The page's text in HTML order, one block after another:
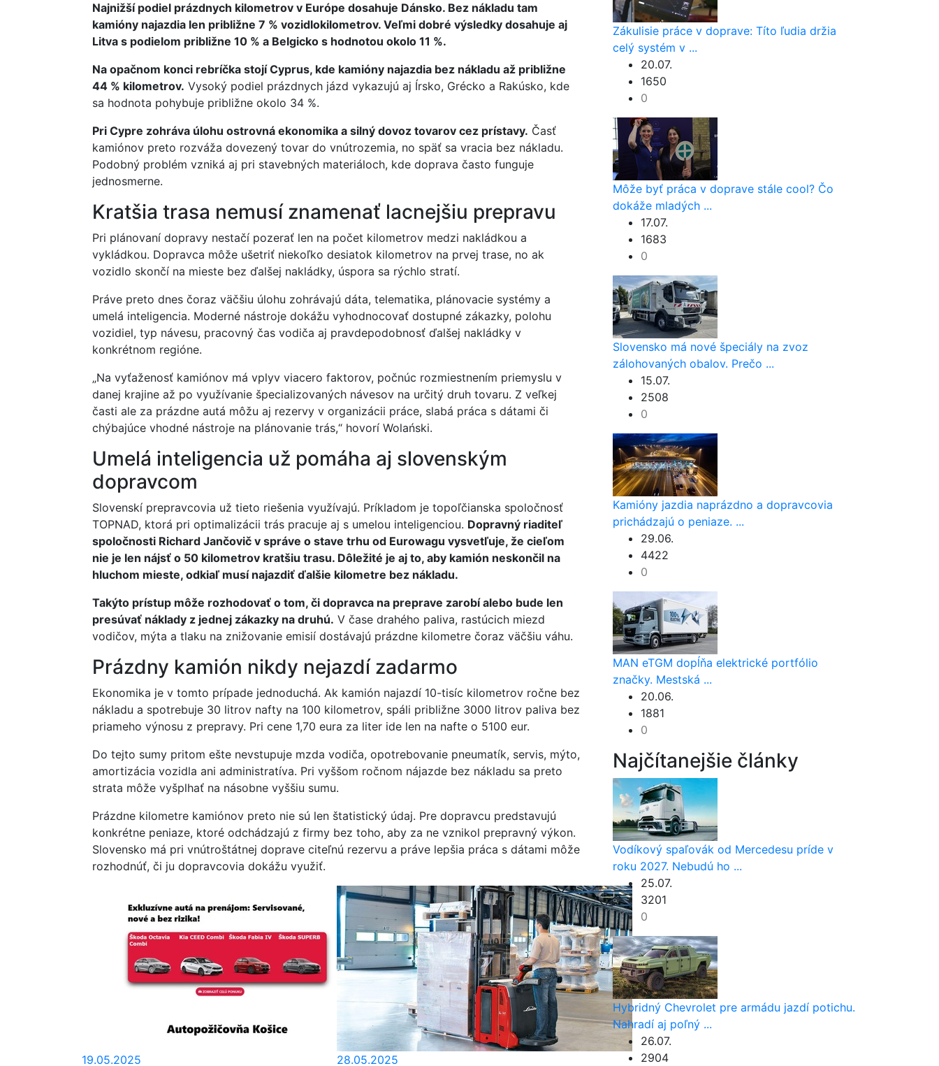
Najnižší podiel prázdnych kilometrov v Európe dosahuje Dánsko. Bez nákladu tam
kamióny najazdia len približne 7 % vozidlokilometrov. Veľmi dobré výsledky dosahuje aj
Litva s podielom približne 10 % a Belgicko s hodnotou okolo 11 %.
Na opačnom konci rebríčka stojí Cyprus, kde kamióny najazdia bez nákladu až približne
44 % kilometrov. Vysoký podiel prázdnych jázd vykazujú aj Írsko, Grécko a Rakúsko, kde
sa hodnota pohybuje približne okolo 34 %.
Pri Cypre zohráva úlohu ostrovná ekonomika a silný dovoz tovarov cez prístavy. Časť
kamiónov preto rozváža dovezený tovar do vnútrozemia, no späť sa vracia bez nákladu.
Podobný problém vzniká aj pri stavebných materiáloch, kde doprava často funguje
jednosmerne.
Kratšia trasa nemusí znamenať lacnejšiu prepravu
Pri plánovaní dopravy nestačí pozerať len na počet kilometrov medzi nakládkou a
vykládkou. Dopravca môže ušetriť niekoľko desiatok kilometrov na prvej trase, no ak
vozidlo skončí na mieste bez ďalšej nakládky, úspora sa rýchlo stratí.
Práve preto dnes čoraz väčšiu úlohu zohrávajú dáta, telematika, plánovacie systémy a
umelá inteligencia. Moderné nástroje dokážu vyhodnocovať dostupné zákazky, polohu
vozidiel, typ návesu, pracovný čas vodiča aj pravdepodobnosť ďalšej nakládky v
konkrétnom regióne.
„Na vyťaženosť kamiónov má vplyv viacero faktorov, počnúc rozmiestnením priemyslu v
danej krajine až po využívanie špecializovaných návesov na určitý druh tovaru. Z veľkej
časti ale za prázdne autá môžu aj rezervy v organizácii práce, slabá práca s dátami či
chýbajúce vhodné nástroje na plánovanie trás,“ hovorí Wolański.
Umelá inteligencia už pomáha aj slovenským
dopravcom
Slovenskí prepravcovia už tieto riešenia využívajú. Príkladom je topoľčianska spoločnosť
TOPNAD, ktorá pri optimalizácii trás pracuje aj s umelou inteligenciou. Dopravný riaditeľ
spoločnosti Richard Jančovič v správe o stave trhu od Eurowagu vysvetľuje, že cieľom
nie je len nájsť o 50 kilometrov kratšiu trasu. Dôležité je aj to, aby kamión neskončil na
hluchom mieste, odkiaľ musí najazdiť ďalšie kilometre bez nákladu.
Takýto prístup môže rozhodovať o tom, či dopravca na preprave zarobí alebo bude len
presúvať náklady z jednej zákazky na druhú. V čase drahého paliva, rastúcich miezd
vodičov, mýta a tlaku na znižovanie emisií dostávajú prázdne kilometre čoraz väčšiu váhu.
Prázdny kamión nikdy nejazdí zadarmo
Ekonomika je v tomto prípade jednoduchá. Ak kamión najazdí 10-tisíc kilometrov ročne bez
nákladu a spotrebuje 30 litrov nafty na 100 kilometrov, spáli približne 3000 litrov paliva bez
priameho výnosu z prepravy. Pri cene 1,70 eura za liter ide len na nafte o 5100 eur.
Do tejto sumy pritom ešte nevstupuje mzda vodiča, opotrebovanie pneumatík, servis, mýto,
amortizácia vozidla ani administratíva. Pri vyššom ročnom nájazde bez nákladu sa preto
strata môže vyšplhať na násobne vyššiu sumu.
Prázdne kilometre kamiónov preto nie sú len štatistický údaj. Pre dopravcu predstavujú
konkrétne peniaze, ktoré odchádzajú z firmy bez toho, aby za ne vznikol prepravný výkon.
Slovensko má pri vnútroštátnej doprave citeľnú rezervu a práve lepšia práca s dátami môže
rozhodnúť, či ju dopravcovia dokážu využiť.
19.05.2025 28.05.2025
Zákulisie práce v doprave: Títo ľudia držia
celý systém v ...
20.07.
1650
0
Môže byť práca v doprave stále cool? Čo
dokáže mladých ...
17.07.
1683
0
Slovensko má nové špeciály na zvoz
zálohovaných obalov. Prečo ...
15.07.
2508
0
Kamióny jazdia naprázdno a dopravcovia
prichádzajú o peniaze. ...
29.06.
4422
0
MAN eTGM dopĺňa elektrické portfólio
značky. Mestská ...
20.06.
1881
0
Najčítanejšie články
Vodíkový spaľovák od Mercedesu príde v
roku 2027. Nebudú ho ...
25.07.
3201
0
Hybridný Chevrolet pre armádu jazdí potichu.
Nahradí aj poľný ...
26.07.
2904